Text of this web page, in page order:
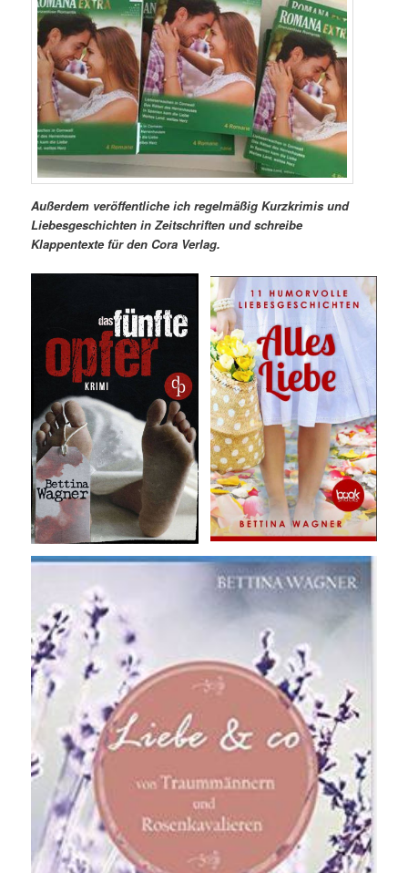
Außerdem veröffentliche ich regelmäßig Kurzkrimis und
Liebesgeschichten in Zeitschriften und schreibe
Klappentexte für den Cora Verlag.